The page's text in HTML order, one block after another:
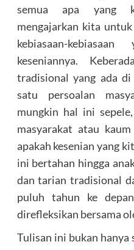
semua apa yang
mengajarkan kita
kebiasaan-
keseniannya.
tradisional yang ada
satu persoalan
mungkin hal ini
masyarakat atau
apakah kesenian yang
ini bertahan hingga
dan tarian tradisional
puluh tahun ke
direfleksikan bersama
Tulisan ini bukan hanya